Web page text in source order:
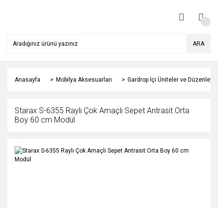
ARA
Anasayfa Mobilya Aksesuarları Gardrop İçi Üniteler ve
Starax S-6355 Raylı Çok Amaçlı Sepet Antrasit Orta
Boy 60 cm Modül